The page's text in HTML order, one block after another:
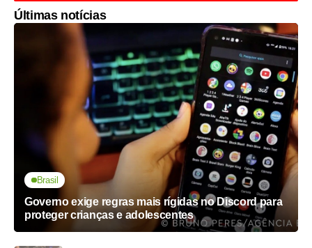
Últimas notícias
Brasil
Governo exige regras mais rígidas no Discord para
proteger crianças e adolescentes